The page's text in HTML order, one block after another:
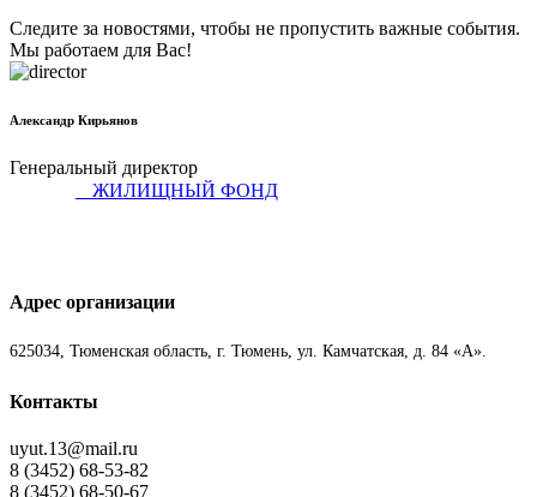
Следите за новостями, чтобы не пропустить важные события.
Мы работаем для Вас!
Александр Кирьянов
Генеральный директор
ЖИЛИЩНЫЙ ФОНД
Адрес организации
625034, Тюменская область, г. Тюмень, ул. Камчатская, д. 84 «А».
Контакты
uyut.13@mail.ru
8 (3452) 68-53-82
8 (3452) 68-50-67